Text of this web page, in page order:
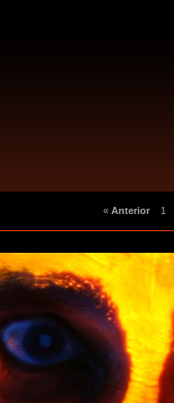
« Anterior 1